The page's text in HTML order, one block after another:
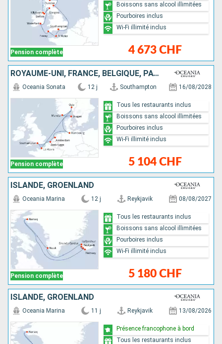
Pension complète 4 673 CHF
Boissons sans alcool illimitées
Pourboires inclus
Wi-Fi illimité inclus
ROYAUME-UNI, FRANCE, BELGIQUE, PAYS-BAS, ALLEMAGNE, NORVÈGE, DANEMARK
Pension complète
Oceania Sonata 12 j Southampton 16/08/2028
5 104 CHF
Tous les restaurants inclus
Boissons sans alcool illimitées
Pourboires inclus
Wi-Fi illimité inclus
ISLANDE, GRÖENLAND
Pension complète
Oceania Marina 12 j Reykjavik 08/08/2027
5 180 CHF
Tous les restaurants inclus
Boissons sans alcool illimitées
Pourboires inclus
Wi-Fi illimité inclus
ISLANDE, GRÖENLAND
Oceania Marina 11 j Reykjavik 13/08/2026
Présence francophone à bord
Tous les restaurants inclus